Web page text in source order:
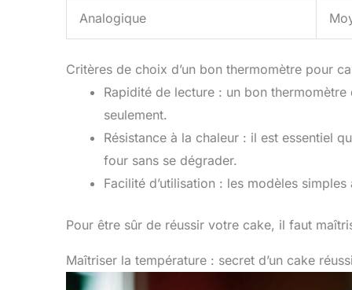
Analogique
Critères de choix d’un bon thermomètre pour
Rapidité de lecture : un bon
seulement.
Résistance à la chaleur : il est essentiel
four sans se dégrader.
Facilité d’utilisation : les modèles
Pour être sûr de réussir votre cake, il faut
Maîtriser la température : secret d’un cake réussi